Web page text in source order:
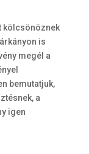
kölcsönöznek
is
megél a
bemutatjuk,
a
igen